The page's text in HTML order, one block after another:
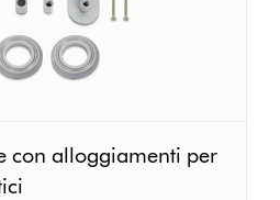
con alloggiamenti per